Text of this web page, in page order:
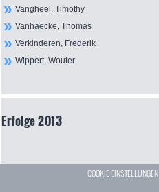
Vangheel, Timothy
Vanhaecke, Thomas
Verkinderen, Frederik
Wippert, Wouter
Erfolge 2013
COOKIE EINSTELLUNGEN